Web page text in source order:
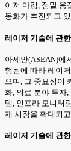
이저 마킹, 정밀 용
동화가 추진되고
레이저 기술에 관
아세안(ASEAN)에
행됨에 따라 레이
으며, 그 중요성이
화, 의료 분야 투자
템, 인프라 모니터
재 시장을 확대되
레이저 기술에 관